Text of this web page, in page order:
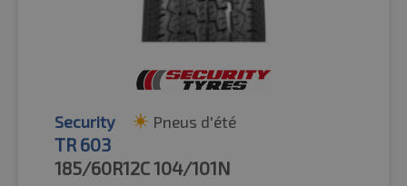
Security Pneus d'été
TR 603
185/60R12C104/101N